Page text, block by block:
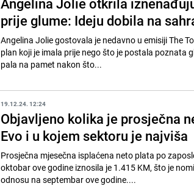
prije glume: Ideju dobila na
Angelina Jolie gostovala je nedavno u emisiji The
plan koji je imala prije nego što je postala poznata
pala na pamet nakon što...
19.12.24. 12:24
Objavljeno kolika je prosječna
Evo i u kojem sektoru je najviša
Prosječna mjesečna isplaćena neto plata po
oktobar ove godine iznosila je 1.415 KM, što je
odnosu na septembar ove godine....